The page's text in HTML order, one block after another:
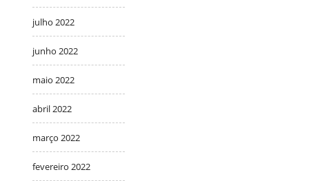
julho 2022
junho 2022
maio 2022
abril 2022
março 2022
fevereiro 2022